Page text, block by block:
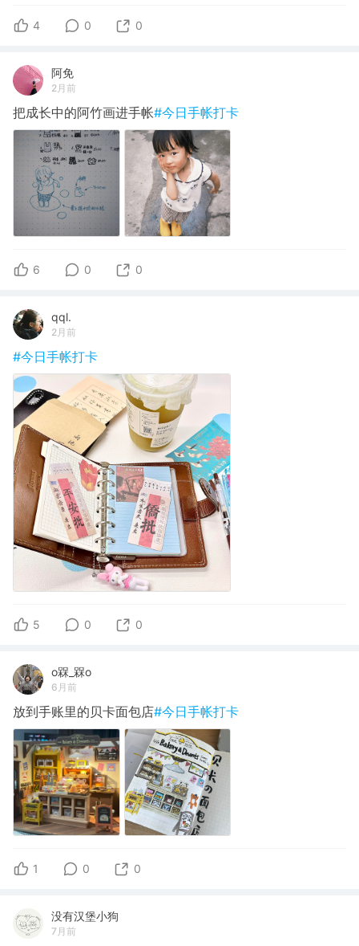
4 0 0
阿免
2月前
把成长中的阿竹画进手帐#今日手帐打卡
6 0 0
qql.
2月前
#今日手帐打卡
5 0 0
o槑_槑o
6月前
放到手账里的贝卡面包店#今日手帐打卡
1 0 0
没有汉堡小狗
7月前